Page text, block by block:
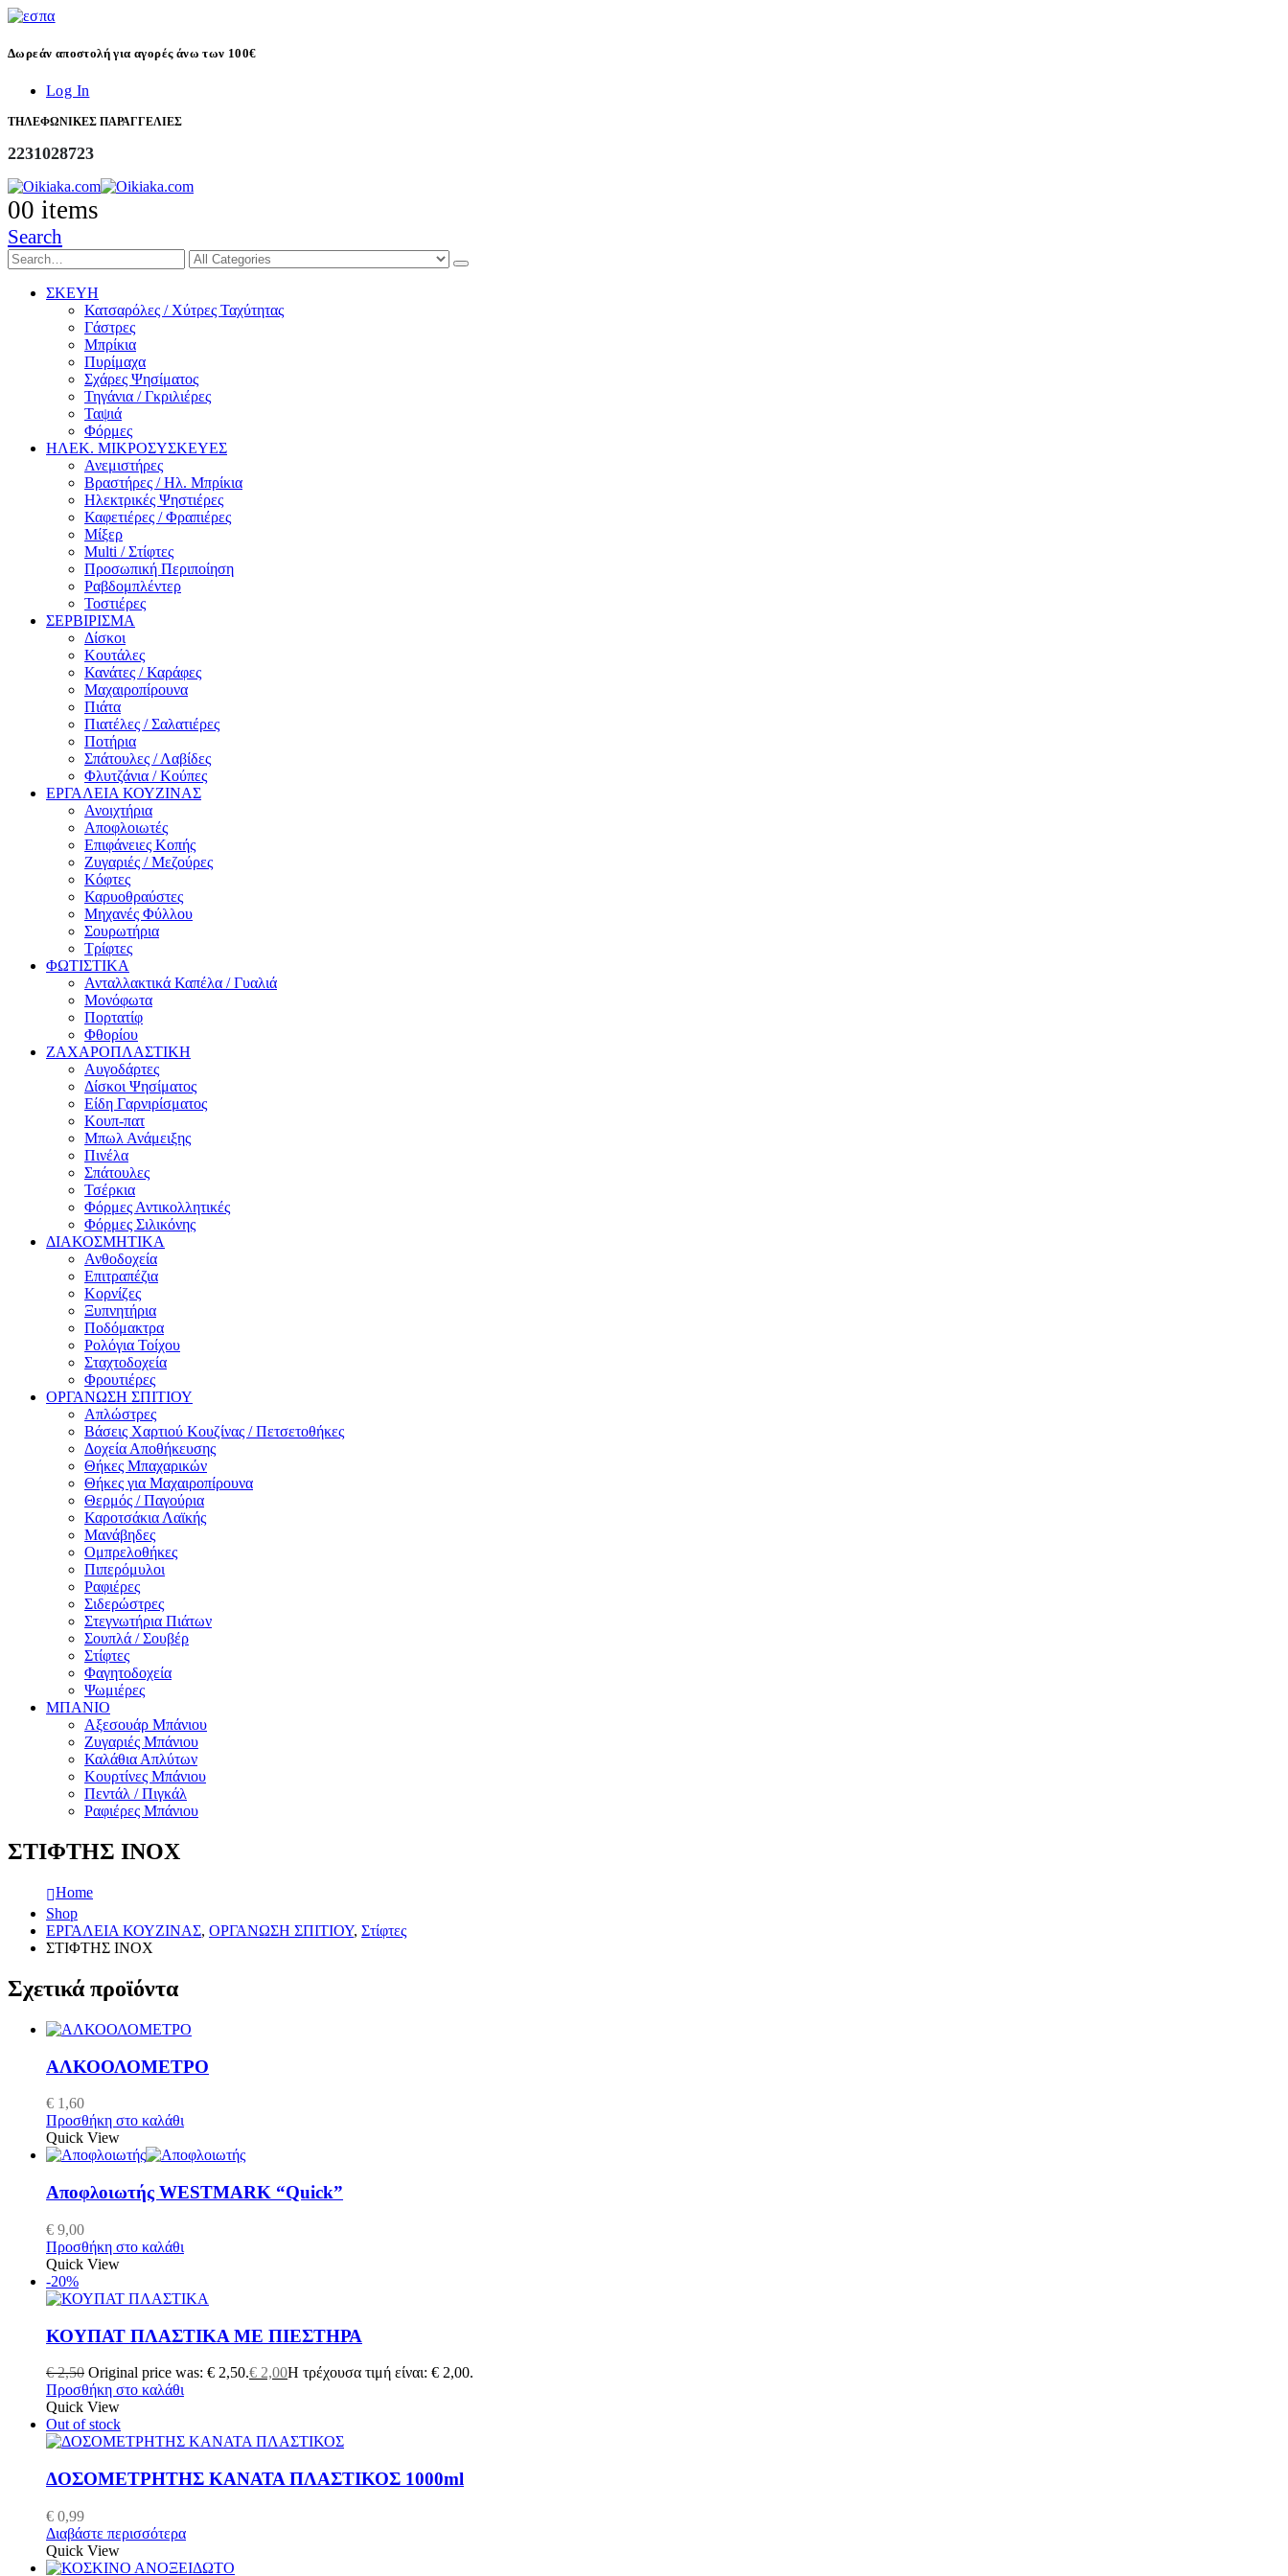
Δωρεάν αποστολή για αγορές άνω των 100€
Log In
ΤΗΛΕΦΩΝΙΚΕΣ ΠΑΡΑΓΓΕΛΙΕΣ
2231028723
00 items
Search
ΣΚΕΥΗ
Κατσαρόλες / Χύτρες Ταχύτητας
Γάστρες
Μπρίκια
Πυρίμαχα
Σχάρες Ψησίματος
Τηγάνια / Γκριλιέρες
Ταψιά
Φόρμες
ΗΛΕΚ. ΜΙΚΡΟΣΥΣΚΕΥΕΣ
Ανεμιστήρες
Βραστήρες / Ηλ. Μπρίκια
Ηλεκτρικές Ψηστιέρες
Καφετιέρες / Φραπιέρες
Μίξερ
Multi / Στίφτες
Προσωπική Περιποίηση
Ραβδομπλέντερ
Τοστιέρες
ΣΕΡΒΙΡΙΣΜΑ
Δίσκοι
Κουτάλες
Κανάτες / Καράφες
Μαχαιροπίρουνα
Πιάτα
Πιατέλες / Σαλατιέρες
Ποτήρια
Σπάτουλες / Λαβίδες
Φλυτζάνια / Κούπες
ΕΡΓΑΛΕΙΑ ΚΟΥΖΙΝΑΣ
Ανοιχτήρια
Αποφλοιωτές
Επιφάνειες Κοπής
Ζυγαριές / Μεζούρες
Κόφτες
Καρυοθραύστες
Μηχανές Φύλλου
Σουρωτήρια
Τρίφτες
ΦΩΤΙΣΤΙΚΑ
Ανταλλακτικά Καπέλα / Γυαλιά
Μονόφωτα
Πορτατίφ
Φθορίου
ΖΑΧΑΡΟΠΛΑΣΤΙΚΗ
Αυγοδάρτες
Δίσκοι Ψησίματος
Είδη Γαρνιρίσματος
Κουπ-πατ
Μπωλ Ανάμειξης
Πινέλα
Σπάτουλες
Τσέρκια
Φόρμες Αντικολλητικές
Φόρμες Σιλικόνης
ΔΙΑΚΟΣΜΗΤΙΚΑ
Ανθοδοχεία
Επιτραπέζια
Κορνίζες
Ξυπνητήρια
Ποδόμακτρα
Ρολόγια Τοίχου
Σταχτοδοχεία
Φρουτιέρες
ΟΡΓΑΝΩΣΗ ΣΠΙΤΙΟΥ
Απλώστρες
Βάσεις Χαρτιού Κουζίνας / Πετσετοθήκες
Δοχεία Αποθήκευσης
Θήκες Μπαχαρικών
Θήκες για Μαχαιροπίρουνα
Θερμός / Παγούρια
Καροτσάκια Λαϊκής
Μανάβηδες
Ομπρελοθήκες
Πιπερόμυλοι
Ραφιέρες
Σιδερώστρες
Στεγνωτήρια Πιάτων
Σουπλά / Σουβέρ
Στίφτες
Φαγητοδοχεία
Ψωμιέρες
ΜΠΑΝΙΟ
Αξεσουάρ Μπάνιου
Ζυγαριές Μπάνιου
Καλάθια Απλύτων
Κουρτίνες Μπάνιου
Πεντάλ / Πιγκάλ
Ραφιέρες Μπάνιου
ΣΤΙΦΤΗΣ ΙΝΟΧ
Home
Shop
ΕΡΓΑΛΕΙΑ ΚΟΥΖΙΝΑΣ, ΟΡΓΑΝΩΣΗ ΣΠΙΤΙΟΥ, Στίφτες
ΣΤΙΦΤΗΣ ΙΝΟΧ
Σχετικά προϊόντα
ΑΛΚΟΟΛΟΜΕΤΡΟ
€ 1,60
Προσθήκη στο καλάθι
Quick View
Αποφλοιωτής WESTMARK “Quick”
€ 9,00
Προσθήκη στο καλάθι
Quick View
-20%
ΚΟΥΠΑΤ ΠΛΑΣΤΙΚΑ ΜΕ ΠΙΕΣΤΗΡΑ
€2,50 Original price was: € 2,50.€ 2,00Η τρέχουσα τιμή είναι: € 2,00.
Προσθήκη στο καλάθι
Quick View
Out of stock
ΔΟΣΟΜΕΤΡΗΤΗΣ ΚΑΝΑΤΑ ΠΛΑΣΤΙΚΟΣ 1000ml
€ 0,99
Διαβάστε περισσότερα
Quick View